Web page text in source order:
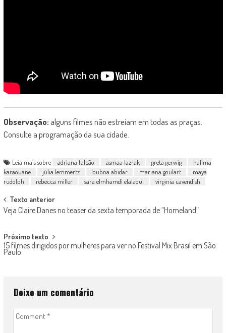
Observação: alguns filmes não estreiam em todas as praças.
Consulte a programação da sua cidade.
Leia mais sobre adriana falcão asmaa lazrak greta gerwig
halima
karaouane
júlia lemmertz loubna abidar mariana goulart
maya
rudolph
rebecca miller sara elmhamdi elalaoui virginia cavendish
Post
navigation
Texto anterior
Veja Claire Danes no teaser da sexta temporada de “Homeland”
Próximo texto
15 filmes dirigidos por mulheres para ver no Festival Mix Brasil em São
Paulo
Deixe um comentário